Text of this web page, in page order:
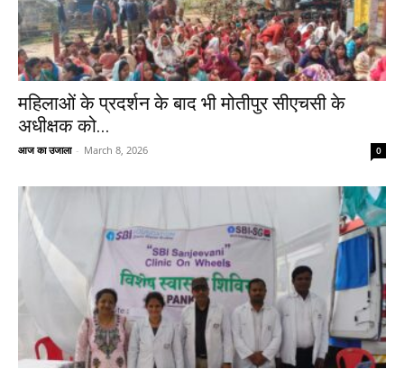
महिलाओं के प्रदर्शन के बाद भी मोतीपुर सीएचसी के
अधीक्षक को...
आज का उजाला - March 8, 2026 0